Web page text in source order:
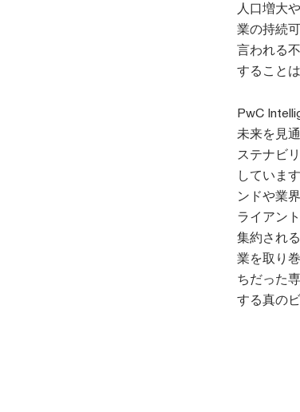
人口増大
業の持続
言われる
すること
PwC
未来を見
ステナビ
していま
ンドや業
ライアン
集約され
業を取り
ちだった
する真の